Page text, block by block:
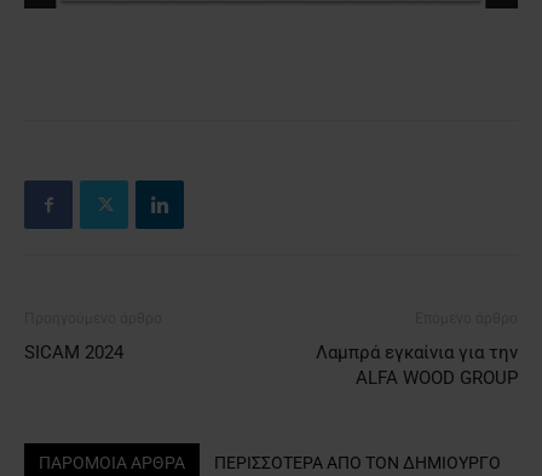
SICAM 2024
Λαμπρά εγκαίνια για την
ALFA WOOD GROUP
ΠΑΡΟΜΟΙΑ ΑΡΘΡΑ ΠΕΡΙΣΣΟΤΕΡΑ ΑΠΟ ΤΟΝ ΔΗΜΙΟΥΡΓΟ